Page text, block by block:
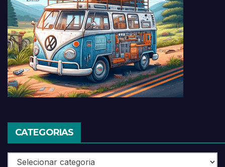
CATEGORIAS
Categorias